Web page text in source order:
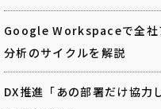
Google Workspaceで全社
分析のサイクルを解説
DX推進「あの部署だけ協力